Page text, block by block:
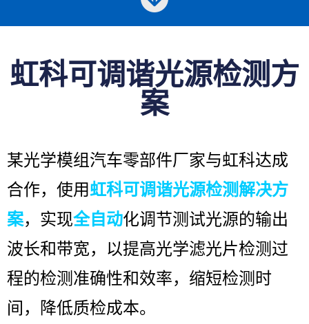
虹科可调谐光源检测方
案
某光学模组汽车零部件厂家与虹科达成
合作，使用虹科可调谐光源检测解决方
案，实现全自动化调节测试光源的输出
波长和带宽，以提高光学滤光片检测过
程的检测准确性和效率，缩短检测时
间，降低质检成本。